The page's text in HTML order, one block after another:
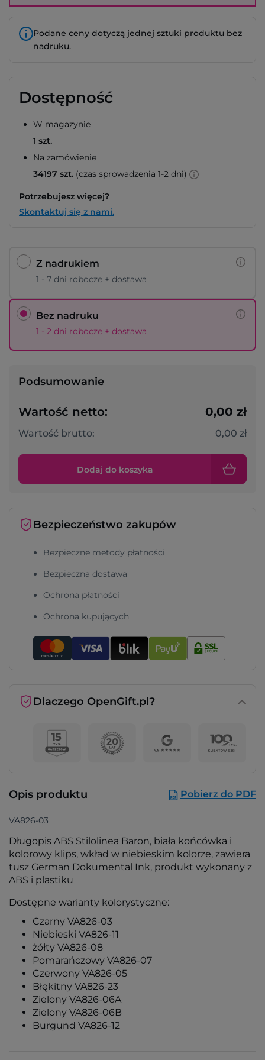
Podane ceny dotyczą jednej sztuki produktu bez
nadruku.
Dostępność
W magazynie
1 szt.
Na zamówienie
34197 szt. (czas sprowadzenia 1-2 dni)
Potrzebujesz więcej?
Skontaktuj się z nami.
Z nadrukiem
1 - 7 dni robocze + dostawa
Bez nadruku
1 - 2 dni robocze + dostawa
Podsumowanie
Wartość netto: 0,00 zł
Wartość brutto: 0,00 zł
Dodaj do koszyka
Bezpieczeństwo zakupów
Bezpieczne metody płatności
Bezpieczna dostawa
Ochrona płatności
Ochrona kupujących
Dlaczego OpenGift.pl?
Opis produktu Pobierz do PDF
VA826-03
Długopis ABS Stilolinea Baron, biała końcówka i
kolorowy klips, wkład w niebieskim kolorze, zawiera
tusz German Dokumental Ink, produkt wykonany z
ABS i plastiku
Dostępne warianty kolorystyczne:
Czarny VA826-03
Niebieski VA826-11
żółty VA826-08
Pomarańczowy VA826-07
Czerwony VA826-05
Błękitny VA826-23
Zielony VA826-06A
Zielony VA826-06B
Burgund VA826-12